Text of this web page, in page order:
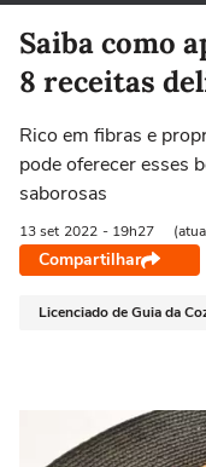
Saiba como
8 receitas
Rico em fibras e
pode oferecer esses
saborosas
13 set 2022 - 19h27
Compartilhar
Licenciado de Guia da